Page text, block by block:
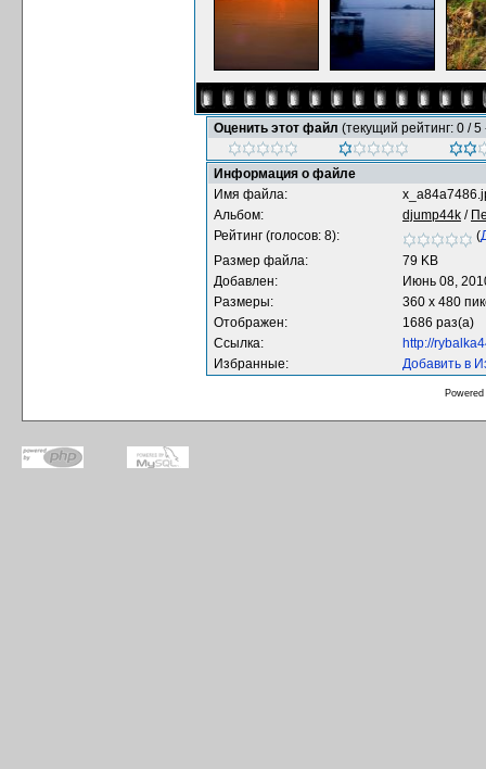
Оценить этот файл (текущий рейтинг: 0 / 5
Информация о файле
Имя файла:
Альбом:
djump44k /
Рейтинг (голосов: 8):
(
Размер файла:
79 KB
Добавлен:
Июнь 08,
Размеры:
360 x 480
Отображен:
1686 раз(а)
Ссылка:
http://
Избранные:
Добавить в